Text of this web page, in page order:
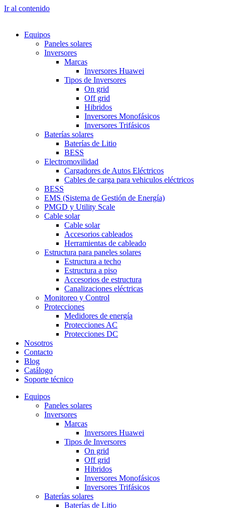
Ir al contenido
Equipos
Paneles solares
Inversores
Marcas
Inversores Huawei
Tipos de Inversores
On grid
Off grid
Hibridos
Inversores Monofásicos
Inversores Trifásicos
Baterías solares
Baterías de Litio
BESS
Electromovilidad
Cargadores de Autos Eléctricos
Cables de carga para vehiculos eléctricos
BESS
EMS (Sistema de Gestión de Energía)
PMGD y Utility Scale
Cable solar
Cable solar
Accesorios cableados
Herramientas de cableado
Estructura para paneles solares
Estructura a techo
Estructura a piso
Accesorios de estructura
Canalizaciones eléctricas
Monitoreo y Control
Protecciones
Medidores de energía
Protecciones AC
Protecciones DC
Nosotros
Contacto
Blog
Catálogo
Soporte técnico
Equipos
Paneles solares
Inversores
Marcas
Inversores Huawei
Tipos de Inversores
On grid
Off grid
Hibridos
Inversores Monofásicos
Inversores Trifásicos
Baterías solares
Baterías de Litio